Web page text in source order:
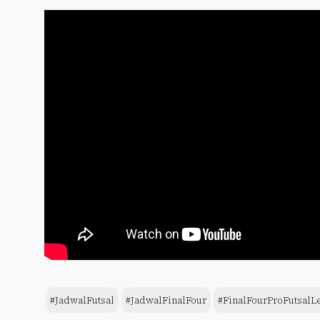
#JadwalFutsal #JadwalFinalFour